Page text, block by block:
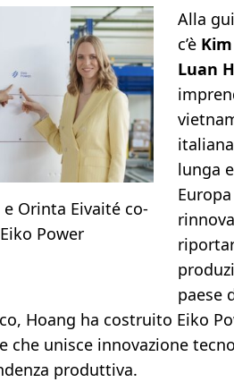
Orinta Eivaité co-
Power
Alla
c’è
Luan
lunga
paese
Hoang ha costruito Eiko
che unisce innovazione
produttiva.